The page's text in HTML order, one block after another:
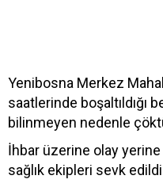
Yenibosna Merkez
saatlerinde boşaltıldığı
bilinmeyen nedenle
İhbar üzerine olay yerine
sağlık ekipleri sevk